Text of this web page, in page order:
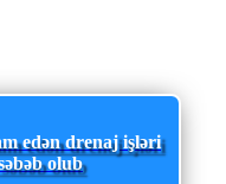
edən drenaj işləri
olub